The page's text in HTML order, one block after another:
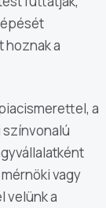
hoznak a
a
vagy
velünk a